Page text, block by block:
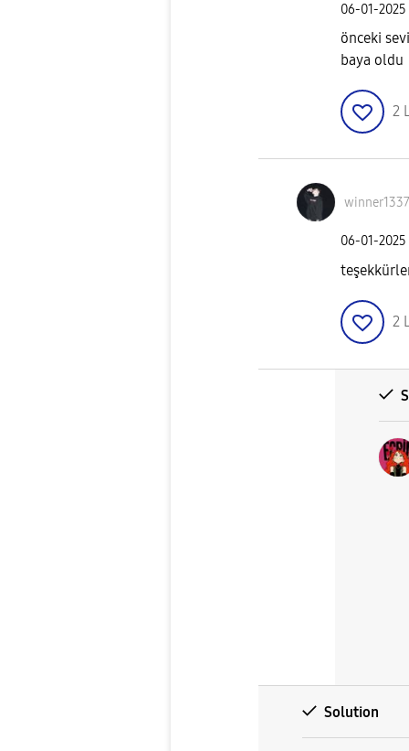
‎06-01-2025
önceki
baya oldu
2
winner1337
‎06-01-2025
2
Solution